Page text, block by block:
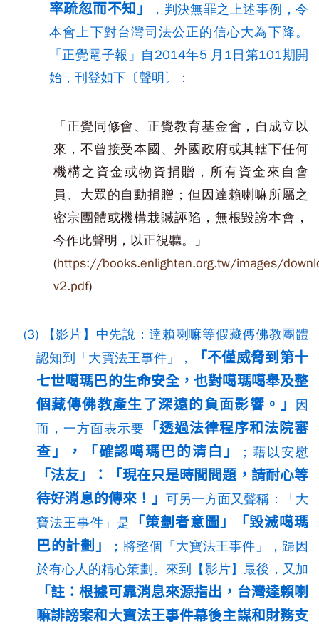
率疏忽而不知」
，判決無罪之上述事例，令
本會上下對台灣司法公正的信心大為下降。
「正覺電子報」自2014年5 月1日第101期開
始，刊登如下〔聲明〕：
「正覺同修會、正覺教育基金會，自成立以
來，不曾接受本國、外國政府或其轄下任何
機構之資金或物資捐贈，所有資金來自會
員、大眾的自動捐贈；但因達賴喇嘛所屬之
密宗團體或機構栽贓誣陷，無根毀謗本會，
今作此聲明，以正視聽。」
(https://books.enlighten.org.tw/images/
v2.pdf)
(3) 【影片】中先說：達賴喇嘛等假藏傳佛教團體
認知到「大寶法王事件」，
「不僅威脅到第十
七世噶瑪巴的生命安全，也對噶瑪噶舉及整
個藏傳佛教產生了深遠的負面影響。」
因
而，一方面表示要 「透過法律程序和法院審
查」，「確認噶瑪巴的清白」
；藉以安慰
「法友」：「現在只是時間問題，請耐心等
待好消息的傳來！」 可另一方面又聲稱：「大
寶法王事件」是
「策劃者意圖」「毀滅噶瑪
巴的計劃」
；將整個「大寶法王事件」，歸因
於有心人的精心策劃。來到【影片】最後，又加
「註：根據可靠消息來源指出，台灣達賴喇
嘛誹謗案和大寶法王事件幕後主謀和財務支